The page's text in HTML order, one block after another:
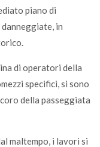
piano di
in
di operatori della
specifici, si sono
della passeggiata
maltempo, i lavori si